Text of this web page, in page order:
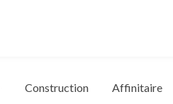
Construction Affinitaire